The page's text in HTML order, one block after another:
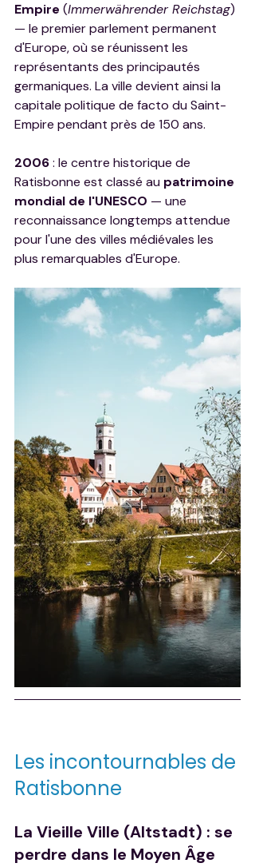
Empire (Immerwährender Reichstag)
— le premier parlement permanent
d'Europe, où se réunissent les
représentants des principautés
germaniques. La ville devient ainsi la
capitale politique de facto du Saint-
Empire pendant près de 150 ans.
2006 : le centre historique de
Ratisbonne est classé au patrimoine
mondial de l'UNESCO — une
reconnaissance longtemps attendue
pour l'une des villes médiévales les
plus remarquables d'Europe.
Les incontournables de
Ratisbonne
La Vieille Ville (Altstadt) : se
perdre dans le Moyen Âge